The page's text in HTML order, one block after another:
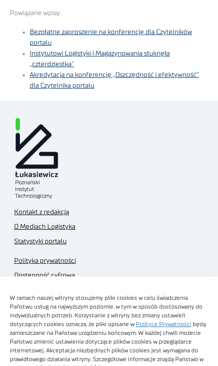
W ramach naszej witryny stosujemy pliki cookies w celu świadczenia
Państwu usług na najwyższym poziomie, w tym w sposób dostosowany do
indywidualnych potrzeb. Korzystanie z witryny bez zmiany ustawień
dotyczących cookies oznacza, że pliki opisane w Polityce Prywatności będą
zamieszczane na Państwa urządzeniu końcowym. W każdej chwili możecie
Państwo zmienić ustawienia dotyczące plików cookies w przeglądarce
internetowej. Akceptacja niezbędnych plików cookies jest wymagana do
prawidłowego działania witryny. Szczegółowe informacje znajdą Państwo w
Powiązane wpisy:
Bezpłatne zaproszenie na konferencję dla Czytelników
portalu
Instytutowi Logistyki i Magazynowania stuknęła
„czterdziestka”
Akredytacja na konferencję „Oszczędność i efektywność”
dla Czytelnika portalu
Kontakt z redakcją
O Mediach Logistyka
Statystyki portalu
Polityka prywatności
Dostępność cyfrowa
Regulamin sklepu
Obrazy stockowe